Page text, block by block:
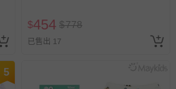
$454 $778
已售出 17
5